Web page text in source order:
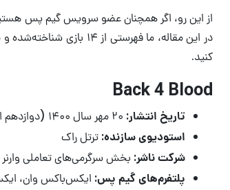
از این رو، اگر همچنان عضو سرویس گیم پس
در این مقاله، ما
کنید.
Back 4 Blood
تاریخ انتشار:
استودیوی سازنده: ترتل راک
شرکت ناشر: بخش سرگرمی‌های تعاملی وارنر
پلتفرم‌های گیم پس: ایکس‌باکس وان،